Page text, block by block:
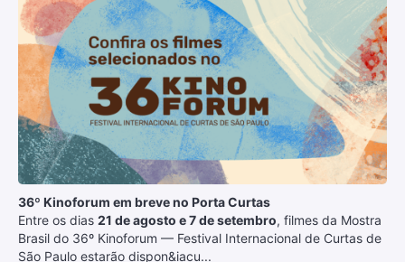
36º Kinoforum em breve no Porta Curtas
Entre os dias 21 de agosto e 7 de setembro, filmes da Mostra
Brasil do 36º Kinoforum — Festival Internacional de Curtas de
São Paulo estarão dispon&iacu...